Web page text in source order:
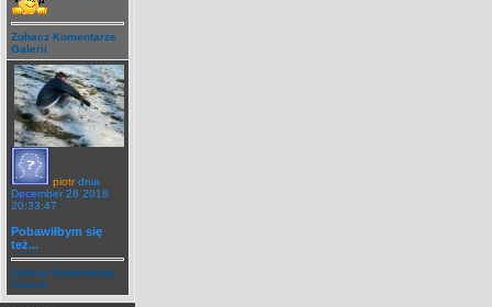
Zobacz Komentarze
Galerii
piotr dnia
December 28 2018
20:33:47
Pobawiłbym się
też...
Zobacz Komentarze
Galerii